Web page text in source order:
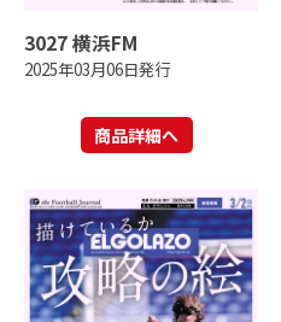
3027 横浜FM
2025年03月06日発行
商品詳細へ